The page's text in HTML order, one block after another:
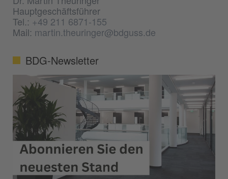
Hauptgeschäftsführer
Tel.:+49 211 6871-155
Mail: martin.theuringer@bdguss.de
BDG-Newsletter